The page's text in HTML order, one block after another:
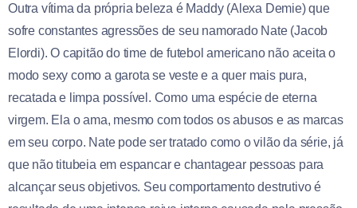
Outra vítima da própria beleza é Maddy (Alexa Demie) que
sofre constantes agressões de seu namorado Nate (Jacob
Elordi). O capitão do time de futebol americano não aceita o
modo sexy como a garota se veste e a quer mais pura,
recatada e limpa possível. Como uma espécie de eterna
virgem. Ela o ama, mesmo com todos os abusos e as marcas
em seu corpo. Nate pode ser tratado como o vilão da série, já
que não titubeia em espancar e chantagear pessoas para
alcançar seus objetivos. Seu comportamento destrutivo é